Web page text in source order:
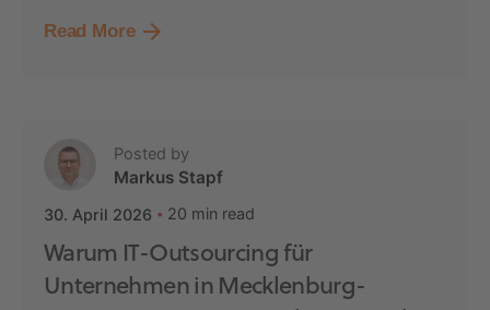
Read More
Posted by
Markus Stapf
30. April 2026 20 min read
Warum IT-Outsourcing für
Unternehmen in Mecklenburg-